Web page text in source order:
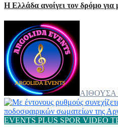
Η Ελλάδα ανοίγει τον δρόμο
EVENTS PLUS SPOR VIDEO